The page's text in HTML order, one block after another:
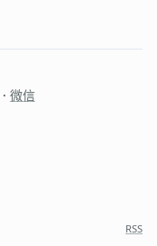
· 微信
RSS